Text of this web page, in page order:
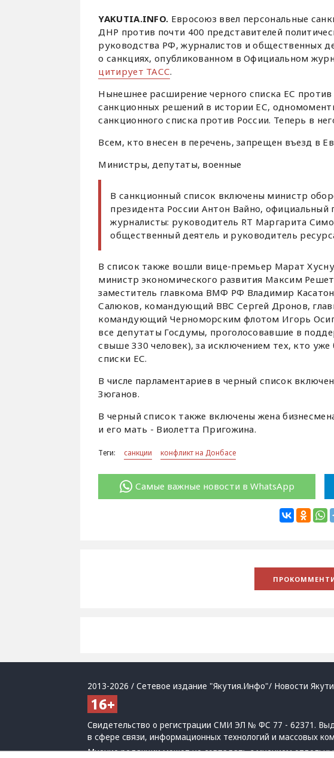
YAKUTIA.INFO. Евросоюз ввел персональные
ДНР против почти 400 представителей
руководства РФ, журналистов и общественных
о санкциях, опубликованном в Официальном
цитирует ТАСС.
Нынешнее расширение черного списка ЕС
санкционных решений в истории ЕС,
санкционного списка против России. Теперь в
Всем, кто внесен в перечень, запрещен въезд в
Министры, депутаты, военные
В санкционный список включены министр
президента России Антон Вайно,
журналисты: руководитель RT Маргарита
общественный деятель и руководитель
В список также вошли вице-премьер Марат
министр экономического развития Максим
заместитель главкома ВМФ РФ Владимир
Салюков, командующий ВВС Сергей Дронов,
командующий Черноморским флотом Игорь
все депутаты Госдумы, проголосовавшие в
свыше 330 человек), за исключением тех, кто
списки ЕС.
В числе парламентариев в черный список
Зюганов.
В черный список также включены жена
и его мать - Виолетта Пригожина.
Теги: санкции конфликт на Донбасе
Самые важные новости в WhatsApp
2013-2026 / Сетевое издание "Якутия.Инфо"/ Новости
Свидетельство о регистрации СМИ ЭЛ № ФС 77 - 62371.
в сфере связи, информационных технологий и массовых
Мнение редакции может не совпадать с мнением